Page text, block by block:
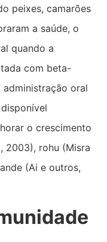
peixes, camarões
a saúde, o
quando a
com beta-
administração oral
o crescimento
2003), rohu (Misra
(Ai e outros,